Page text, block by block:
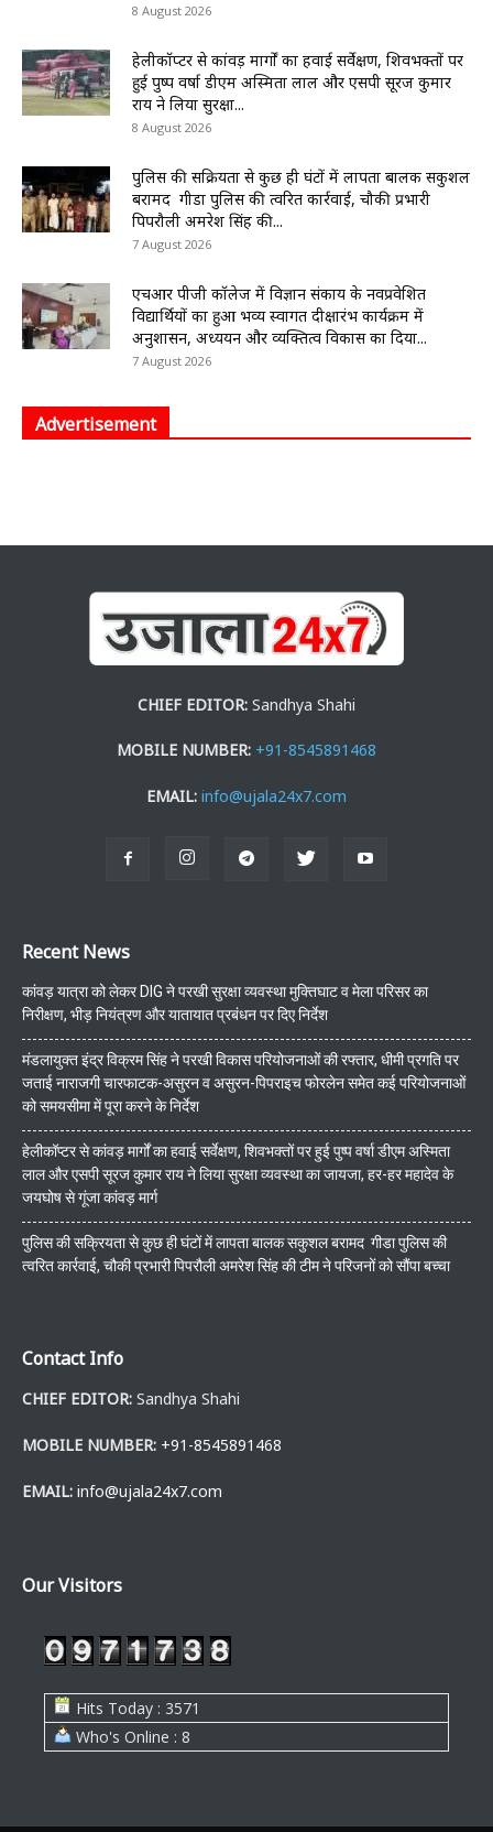
8 August 2026
हेलीकॉप्टर से कांवड़ मार्गों का हवाई सर्वेक्षण, शिवभक्तों पर
हुई पुष्प वर्षा डीएम अस्मिता लाल और एसपी सूरज कुमार
राय ने लिया सुरक्षा...
8 August 2026
पुलिस की सक्रियता से कुछ ही घंटों में लापता बालक सकुशल
बरामद गीडा पुलिस की त्वरित कार्रवाई, चौकी प्रभारी
पिपरौली अमरेश सिंह की...
7 August 2026
एचआर पीजी कॉलेज में विज्ञान संकाय के नवप्रवेशित
विद्यार्थियों का हुआ भव्य स्वागत दीक्षारंभ कार्यक्रम में
अनुशासन, अध्ययन और व्यक्तित्व विकास का दिया...
7 August 2026
Advertisement
CHIEF EDITOR: Sandhya Shahi
MOBILE NUMBER: +91-8545891468
EMAIL: info@ujala24x7.com
Recent News
कांवड़ यात्रा को लेकर DIG ने परखी सुरक्षा व्यवस्था मुक्तिघाट व मेला परिसर का
निरीक्षण, भीड़ नियंत्रण और यातायात प्रबंधन पर दिए निर्देश
मंडलायुक्त इंद्र विक्रम सिंह ने परखी विकास परियोजनाओं की रफ्तार, धीमी प्रगति पर
जताई नाराजगी चारफाटक-असुरन व असुरन-पिपराइच फोरलेन समेत कई परियोजनाओं
को समयसीमा में पूरा करने के निर्देश
हेलीकॉप्टर से कांवड़ मार्गों का हवाई सर्वेक्षण, शिवभक्तों पर हुई पुष्प वर्षा डीएम अस्मिता
लाल और एसपी सूरज कुमार राय ने लिया सुरक्षा व्यवस्था का जायजा, हर-हर महादेव के
जयघोष से गूंजा कांवड़ मार्ग
पुलिस की सक्रियता से कुछ ही घंटों में लापता बालक सकुशल बरामद गीडा पुलिस की
त्वरित कार्रवाई, चौकी प्रभारी पिपरौली अमरेश सिंह की टीम ने परिजनों को सौंपा बच्चा
Contact Info
CHIEF EDITOR: Sandhya Shahi
MOBILE NUMBER: +91-8545891468
EMAIL: info@ujala24x7.com
Our Visitors
Hits Today : 3571
Who's Online : 8